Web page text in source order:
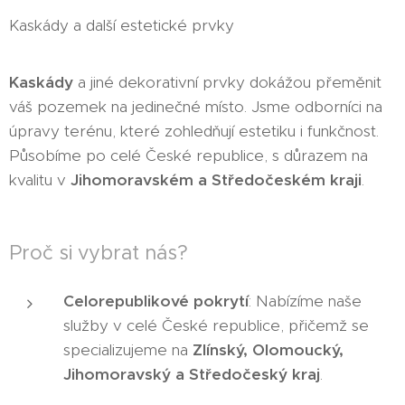
Kaskády a další estetické prvky
Kaskády a jiné dekorativní prvky dokážou přeměnit
váš pozemek na jedinečné místo. Jsme odborníci na
úpravy terénu, které zohledňují estetiku i funkčnost.
Působíme po celé České republice, s důrazem na
kvalitu v Jihomoravském a Středočeském kraji.
Proč si vybrat nás?
Celorepublikové pokrytí: Nabízíme naše
služby v celé České republice, přičemž se
specializujeme na Zlínský, Olomoucký,
Jihomoravský a Středočeský kraj.